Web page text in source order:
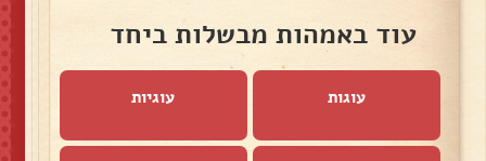
עוד באמהות מבשלות ביחד
עוגות עוגיות